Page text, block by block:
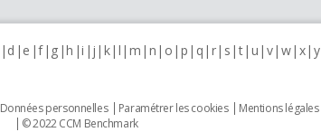
d e f g h i j k l m n o p q r s t u v w x y
Données personnelles Paramétrer les cookies Mentions légales
© 2022 CCM Benchmark